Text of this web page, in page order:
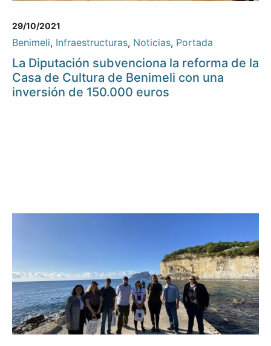
29/10/2021
Benimeli, Infraestructuras, Noticias, Portada
La Diputación subvenciona la reforma de la
Casa de Cultura de Benimeli con una
inversión de 150.000 euros